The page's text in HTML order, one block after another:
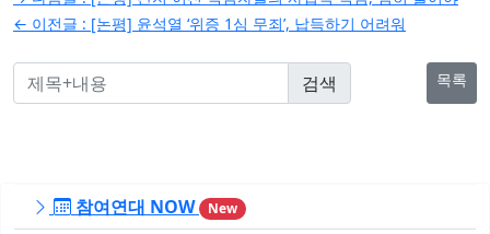
탐
색
← 이전글 : [논평] 윤석열 ‘위증 1심 무죄’, 납득하기 어려워
목록
참여연대 NOW New